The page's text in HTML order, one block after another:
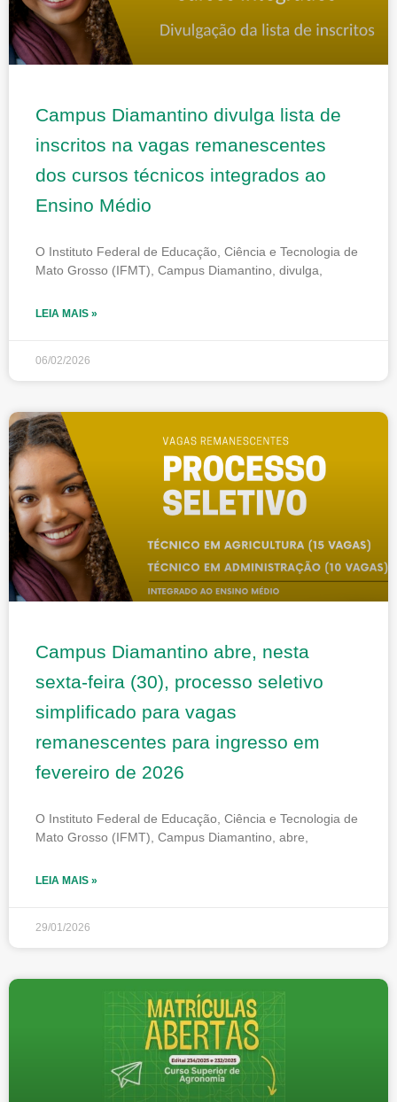
Campus Diamantino divulga lista de
inscritos na vagas remanescentes
dos cursos técnicos integrados ao
Ensino Médio
O Instituto Federal de Educação, Ciência e Tecnologia de
Mato Grosso (IFMT), Campus Diamantino, divulga,
LEIA MAIS »
06/02/2026
Campus Diamantino abre, nesta
sexta-feira (30), processo seletivo
simplificado para vagas
remanescentes para ingresso em
fevereiro de 2026
O Instituto Federal de Educação, Ciência e Tecnologia de
Mato Grosso (IFMT), Campus Diamantino, abre,
LEIA MAIS »
29/01/2026